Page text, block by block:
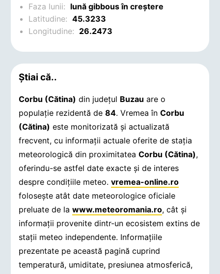
Faza lunii: lună gibbous în creștere
Latitudine:45.3233
Longitudine: 26.2473
Știai că..
Corbu (Cătina) din județul Buzau are o
populație rezidentă de84. Vremea înCorbu
(Cătina) este monitorizată și actualizată
frecvent, cu informații actuale oferite de stația
meteorologică din proximitateaCorbu (Cătina),
oferindu-se astfel date exacte și de interes
despre condițiile meteo.vremea-online.ro
folosește atât date meteorologice oficiale
preluate de lawww.meteoromania.ro, cât și
informații provenite dintr-un ecosistem extins de
stații meteo independente. Informațiile
prezentate pe această pagină cuprind
temperatură, umiditate, presiunea atmosferică,